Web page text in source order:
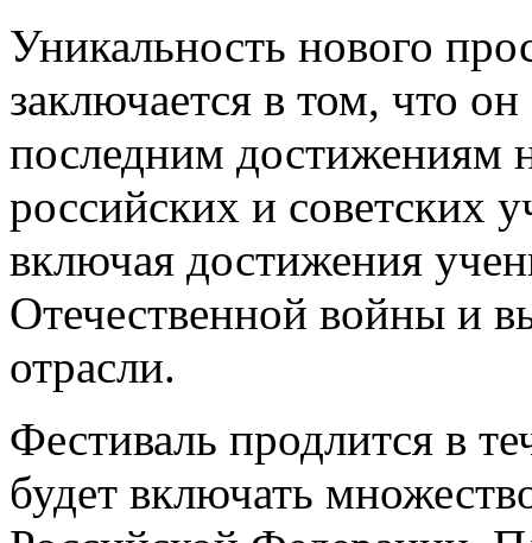
Уникальность нового
заключается в том, что
последним достижениям
российских и советских
включая достижения
Отечественной войны и
отрасли.
Фестиваль продлится в
будет включать